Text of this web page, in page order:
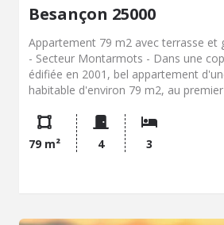
Besançon 25000
Appartement 79 m2 avec terrasse et
- Secteur Montarmots - Dans une
édifiée en 2001, bel appartement
habitable d'environ 79 m2, au
avec serrure sécurisée), grande pièce
ouverte et accès à deux terrasses,
d'eau, toilettes. Chauffage gaz
double-vitrage PVC + volets roulants
Plus de renseignements sur demande.
79 m² 4 3